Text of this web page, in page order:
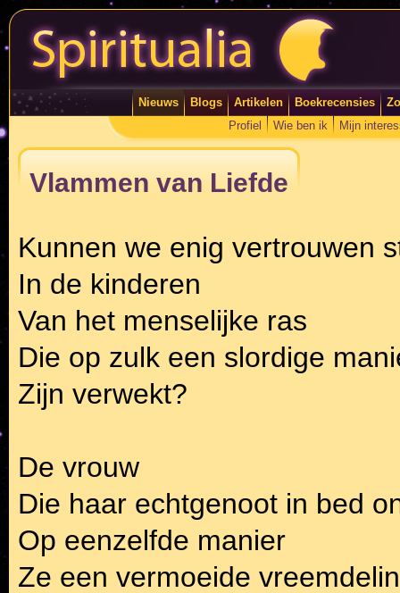
Nieuws Blogs Artikelen Boekrecensies
Profiel
Wie ben ik Mijn
Vlammen van Liefde
Kunnen we enig vertrouwen
In de kinderen
Van het menselijke ras
Die op zulk een slordige
Zijn verwekt?
De vrouw
Die haar echtgenoot in bed
Op eenzelfde manier
Ze een vermoeide